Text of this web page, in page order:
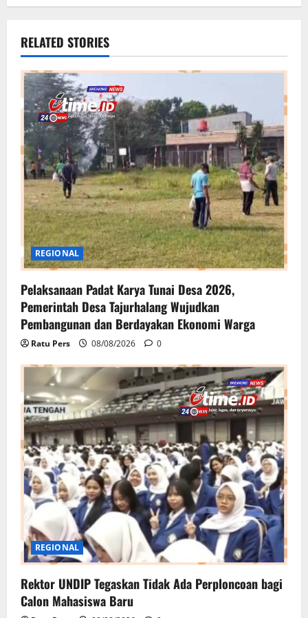
RELATED STORIES
REGIONAL
Pelaksanaan Padat Karya Tunai Desa 2026,
Pemerintah Desa Tajurhalang Wujudkan
Pembangunan dan Berdayakan Ekonomi Warga
Ratu Pers 08/08/2026 0
REGIONAL
Rektor UNDIP Tegaskan Tidak Ada Perploncoan bagi
Calon Mahasiswa Baru